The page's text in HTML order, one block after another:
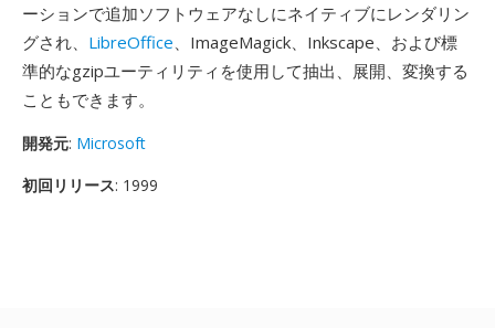
ーションで追加ソフトウェアなしにネイティブにレンダリン
グされ、 LibreOffice、ImageMagick、Inkscape、および標
準的なgzipユーティリティを使用して抽出、展開、変換する
こともできます。
開発元: Microsoft
初回リリース: 1999